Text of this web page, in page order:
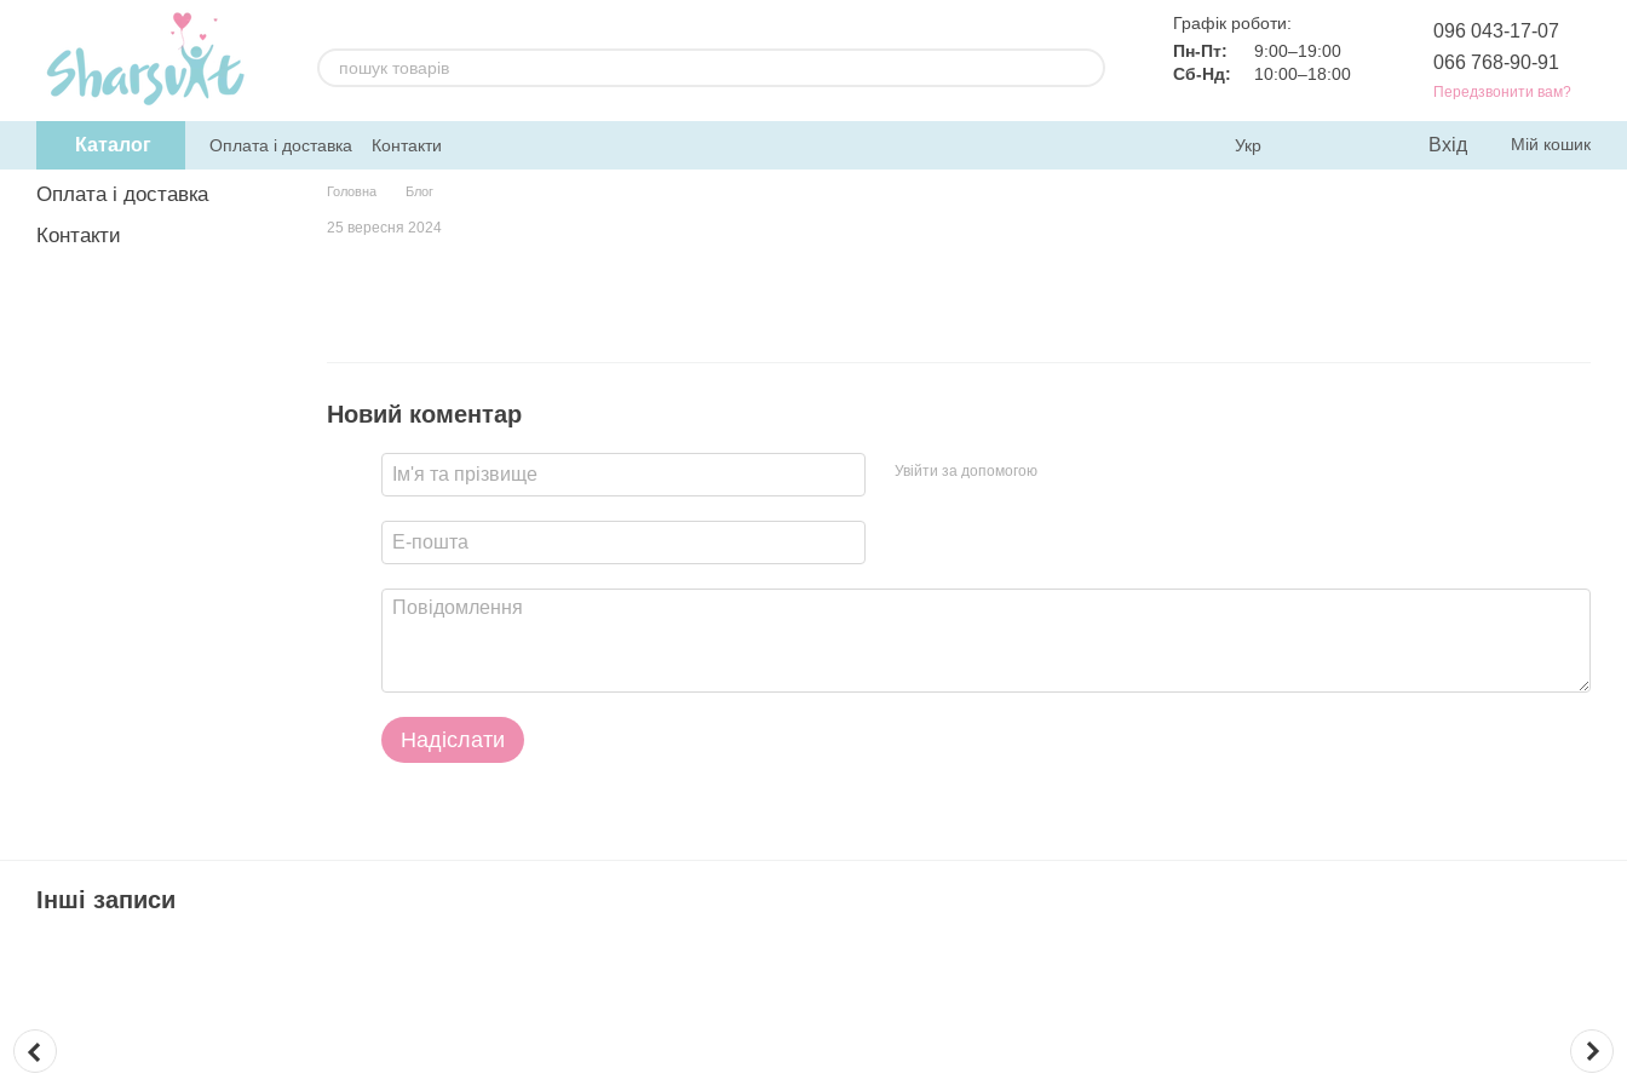
Перейти до основного контенту
Графік роботи:
Пн-Пт:
9:00–19:00
Сб-Нд:
10:00–18:00
096 043-17-07
066 768-90-91
Передзвонити вам?
Каталог Оплата і доставка Контакти Укр Вхід Мій кошик
Головна Блог
25 вересня 2024
Новий коментар
Увійти за допомогою
Надіслати
Оплата і доставка
Контакти
Інші записи